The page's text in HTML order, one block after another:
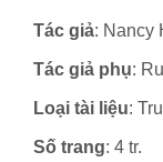
Tác giả: Nancy
Tác giả phụ:
Loại tài liệu:
Số trang: 4 tr.